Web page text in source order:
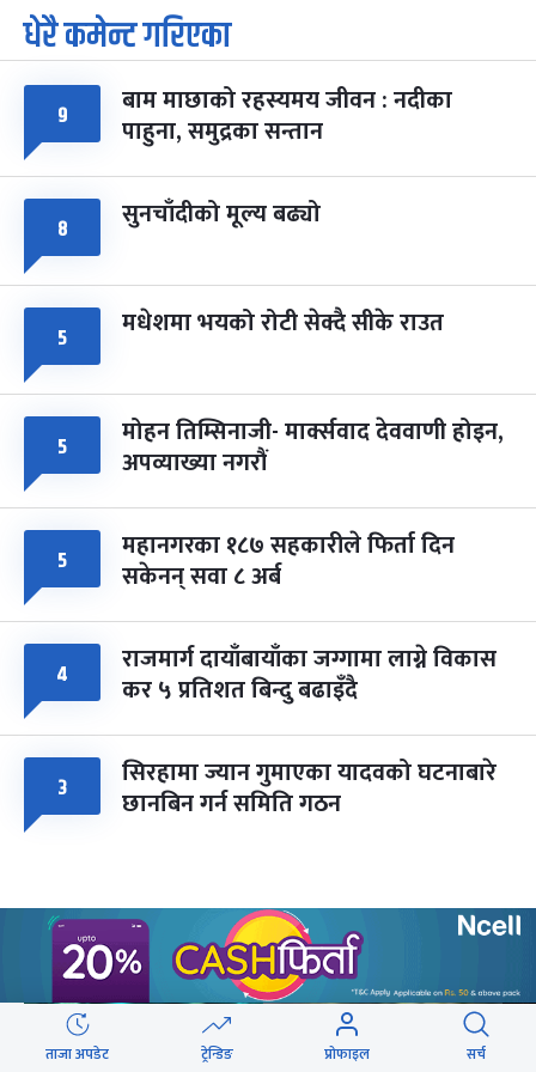
७
आइत
पूर्णिमा व्रत
चैत्र ७, २०८३-Mar 21, 2027
८ फागुपूर्णिमा
चैत्र ८, २०८३-Mar 22, 2027
७ महिना बाँकी
धेरै कमेन्ट गरिएका
९ बाम माछाको रहस्यमय जीवन : नदीका
पाहुना, समुद्रका सन्तान
८ सुनचाँदीको मूल्य बढ्यो
५ मधेशमा भयको रोटी सेक्दै सीके राउत
५ मोहन तिम्सिनाजी- मार्क्सवाद देववाणी होइन,
अपव्याख्या नगरौं
५ महानगरका १८७ सहकारीले फिर्ता दिन
सकेनन् सवा ८ अर्ब
४ राजमार्ग दायाँबायाँका जग्गामा लाग्ने विकास
कर ५ प्रतिशत बिन्दु बढाइँदै
३ सिरहामा ज्यान गुमाएका यादवको घटनाबारे
छानबिन गर्न समिति गठन
वेबस्टोरिज
ताजा अपडेट ट्रेन्डिङ प्रोफाइल सर्च